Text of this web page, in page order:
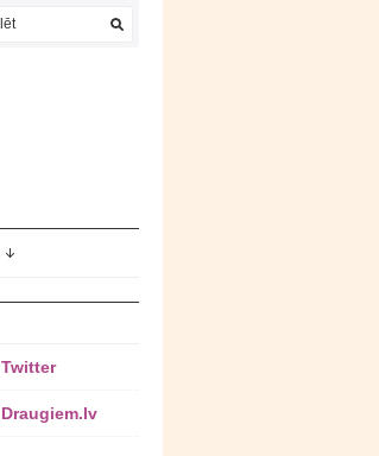
Twitter
Draugiem.lv